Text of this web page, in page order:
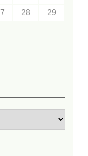
28
29